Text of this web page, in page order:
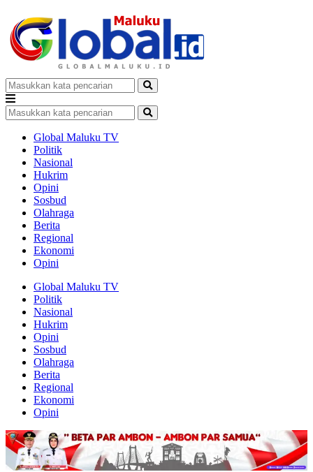
Global Maluku TV
Politik
Nasional
Hukrim
Opini
Sosbud
Olahraga
Berita
Regional
Ekonomi
Opini
Global Maluku TV
Politik
Nasional
Hukrim
Opini
Sosbud
Olahraga
Berita
Regional
Ekonomi
Opini